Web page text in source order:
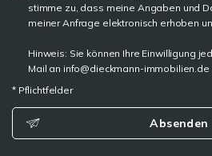
stimme zu, dass meine Angaben und
meiner Anfrage elektronisch erhoben
Hinweis: Sie können Ihre Einwilligung
Mail an info@dieckmann-immobilien.de
* Pflichtfelder
Absenden